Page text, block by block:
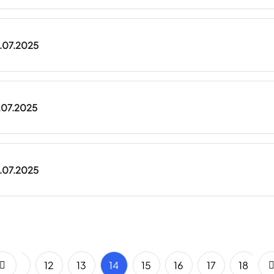
11 12 13 14 15 16 17 18 19